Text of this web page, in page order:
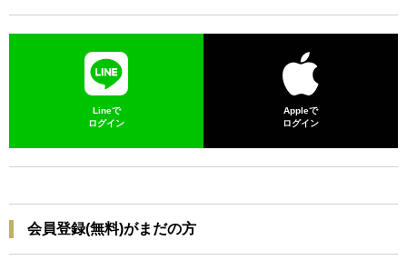
Lineで
ログイン
Appleで
ログイン
会員登録(無料)がまだの方